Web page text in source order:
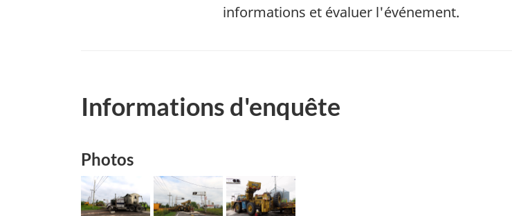
informations et évaluer l'événement.
Informations d'enquête
Photos
Image Image Image